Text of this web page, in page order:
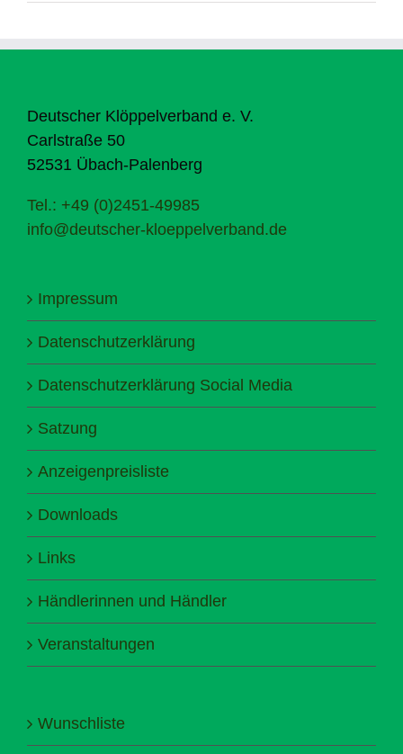
Deutscher Klöppelverband e. V.
Carlstraße 50
52531 Übach-Palenberg
Tel.: +49 (0)2451-49985
info@deutscher-kloeppelverband.de
Impressum
Datenschutzerklärung
Datenschutzerklärung Social Media
Satzung
Anzeigenpreisliste
Downloads
Links
Händlerinnen und Händler
Veranstaltungen
Wunschliste